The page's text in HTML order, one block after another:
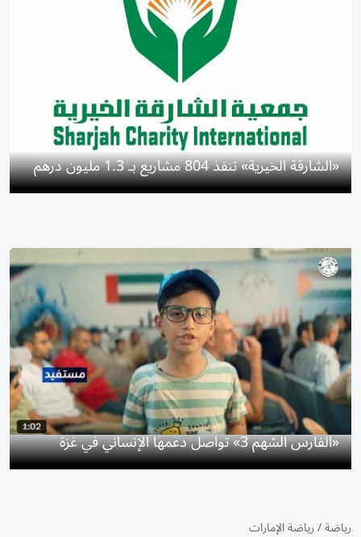
«الشارقة الخيرية» تنفذ 804 مشاريع بـ 1.3 مليون درهم
«الفارس الشهم 3» تواصل دعمها الإنساني في غزة
رياضة/رياضة الإمارات